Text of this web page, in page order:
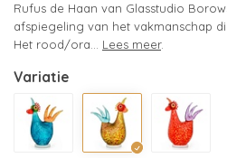
Rufus de Haan van Glasstudio
afspiegeling van het vakmanschap
Het rood/ora... Lees meer.
Variatie